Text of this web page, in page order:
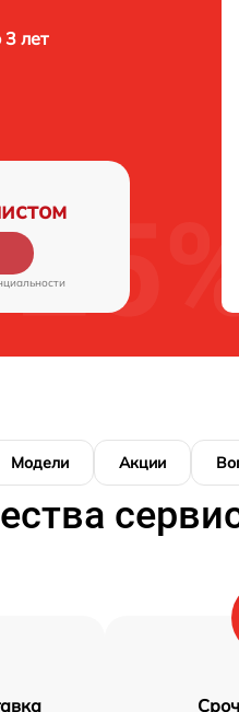
лет
Модели Акции